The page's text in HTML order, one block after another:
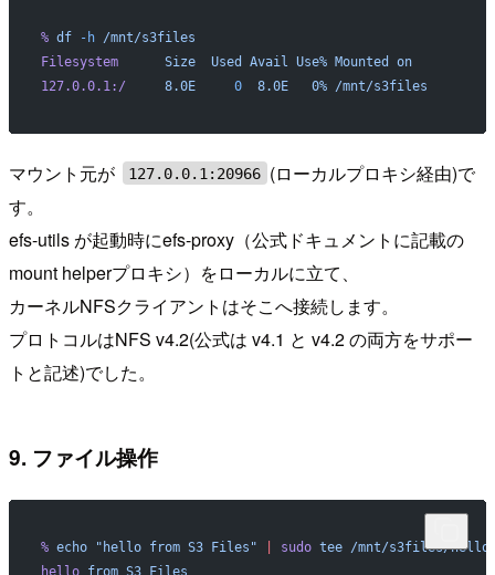
% df -h /mnt/s3files
Filesystem
      Size
  Used
Avail Use% Mounted
on
127.0.0.1:/
     8.0E
     0
  8.0E
   0%
/mnt/s3files
マウント元が 127.0.0.1:20966 (ローカルプロキシ経由)で
す。
efs-utils が起動時にefs-proxy（公式ドキュメントに記載の
mount helperプロキシ）をローカルに立て、
カーネルNFSクライアントはそこへ接続します。
プロトコルはNFS v4.2(公式は v4.1 と v4.2 の両方をサポー
トと記述)でした。
9. ファイル操作
% echo "hello from S3 Files" sudo tee /mnt/s3files/
hello from S3 Files